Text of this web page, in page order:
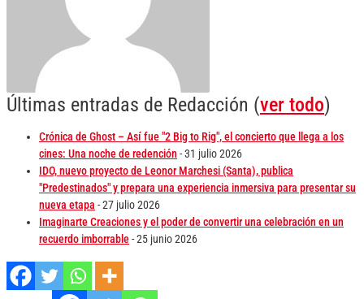
Últimas entradas de Redacción (ver todo)
Crónica de Ghost – Así fue "2 Big to Rig", el concierto que llega a los
cines: Una noche de redención - 31 julio 2026
IDO, nuevo proyecto de Leonor Marchesi (Santa), publica
"Predestinados" y prepara una experiencia inmersiva para presentar su
nueva etapa - 27 julio 2026
Imaginarte Creaciones y el poder de convertir una celebración en un
recuerdo imborrable- 25 junio 2026